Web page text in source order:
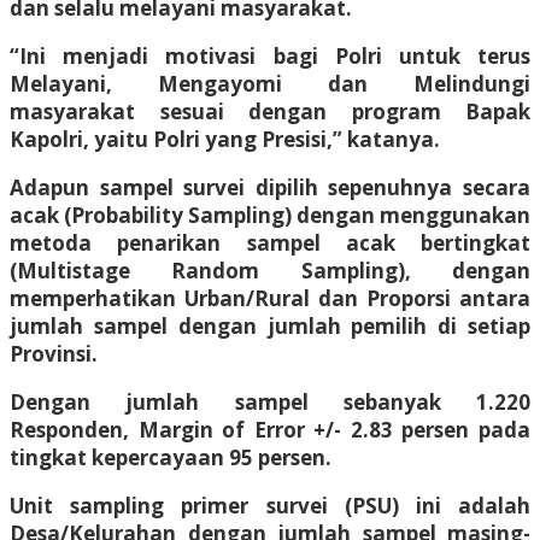
dan selalu melayani masyarakat.
“Ini menjadi motivasi bagi Polri untuk terus
Melayani, Mengayomi dan Melindungi
masyarakat sesuai dengan program Bapak
Kapolri, yaitu Polri yang Presisi,” katanya.
Adapun sampel survei dipilih sepenuhnya secara
acak (Probability Sampling) dengan menggunakan
metoda penarikan sampel acak bertingkat
(Multistage Random Sampling), dengan
memperhatikan Urban/Rural dan Proporsi antara
jumlah sampel dengan jumlah pemilih di setiap
Provinsi.
Dengan jumlah sampel sebanyak 1.220
Responden, Margin of Error +/- 2.83 persen pada
tingkat kepercayaan 95 persen.
Unit sampling primer survei (PSU) ini adalah
Desa/Kelurahan dengan jumlah sampel masing-